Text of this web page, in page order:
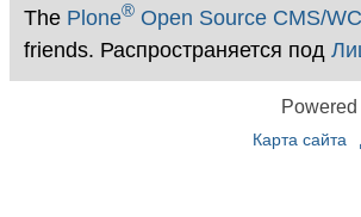
The Plone®Open Source CMS/
friends. Распространяется под
Карта сайта